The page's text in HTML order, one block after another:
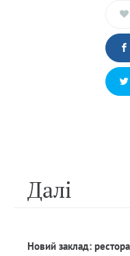
Далi
Новий заклад: